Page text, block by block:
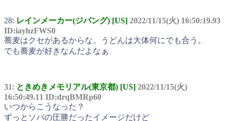
28: レインメーカー(ジパング) [US] 2022/11/15(火) 16:50:19.93
ID:iayhzFWS0
蕎麦はクセがあるからな。うどんは大体何にでも合う。
でも蕎麦が好きなんだよなぁ
31: ときめきメモリアル(東京都) [US] 2022/11/15(火)
16:50:49.11 ID:drqBMRp60
いつからこうなった？
ずっとソバの圧勝だったイメージだけど